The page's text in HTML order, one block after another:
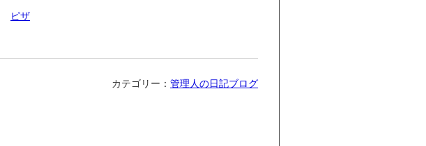
ピザ
カテゴリー： 管理人の日記ブログ